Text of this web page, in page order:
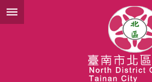
跳到主要內容區塊